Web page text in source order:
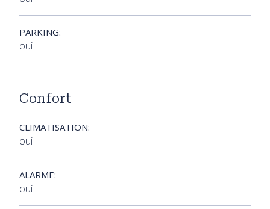
PARKING:
oui
Confort
CLIMATISATION:
oui
ALARME:
oui